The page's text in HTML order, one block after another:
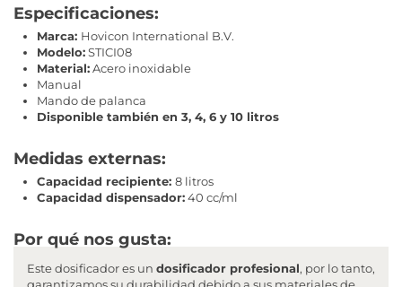
Especificaciones:
Marca: Hovicon International B.V.
Modelo:STICI08
Material:Acero inoxidable
Manual
Mando de palanca
Disponible también en 3, 4, 6 y 10 litros
Medidas externas:
Capacidad recipiente: 8 litros
Capacidad dispensador:40 cc/ml
Por qué nos gusta:
Este dosificador es un dosificador profesional, por lo tanto,
garantizamos su durabilidad debido a sus materiales de